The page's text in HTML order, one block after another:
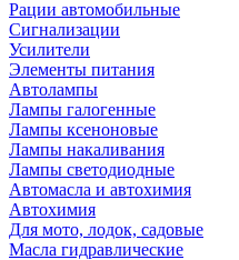
Рации автомобильные
Сигнализации
Усилители
Элементы питания
Автолампы
Лампы галогенные
Лампы ксеноновые
Лампы накаливания
Лампы светодиодные
Автомасла и автохимия
Автохимия
Для мото, лодок, садовые
Масла гидравлические